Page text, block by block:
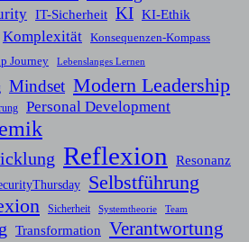
IT-Sicherheit KI KI-Ethik
Komplexität Konsequenzen-Kompass
Journey Lebenslanges Lernen
Mindset Modern Leadership
Personal Development
Reflexion
Resonanz
Selbstführung
Sicherheit Systemtheorie Team
Transformation Verantwortung